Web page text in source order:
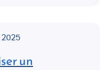
2025
un